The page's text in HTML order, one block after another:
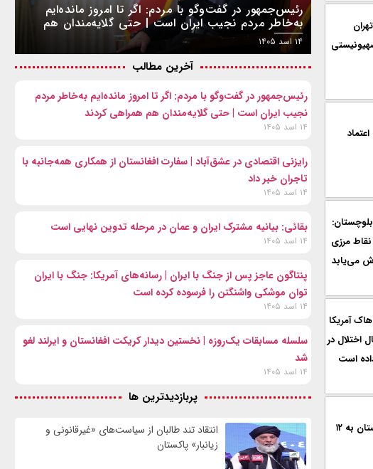
مرزی
می‌یابد
آمریکا
اختلال در
است
قربانیان زمین‌لرزه در افغانستان به ۱۲
رئیس‌جمهور در گفت‌وگو با مردم: اگر تا امروز مانده‌ایم
به‌خاطر مردم نجیب ایران است | حتی گلایه‌مندان هم
همراهی کردند
۱۴ اسد ۱۴۰۵
آخرین مطالب
رئیس‌جمهور در گفت‌وگو با مردم: اگر تا امروز مانده‌ایم به‌خاطر مردم
نجیب ایران است | حتی گلایه‌مندان هم همراهی کردند
۱۴ اسد ۱۴۰۵
رایزنی اقتصادی در عشق‌آباد | سفارت افغانستان از همکاری همه‌جانبه با
تاجران خبر داد
۱۴ اسد ۱۴۰۵
بقائی: بیانیه مشترک ایران و عمان در مرحله تدوین نهایی است
۱۴ اسد ۱۴۰۵
پنتاگون عاجز پس از جنگ با ایران | رسانه‌های آمریکا: جنگ با ایران
توان موشکی واشنگتن را فرسوده کرده است
۱۴ اسد ۱۴۰۵
سلسله مسابقات یک‌روزه | نخستین دیدار کریکت افغانستان و ایرلند لغو
شد
۱۴ اسد ۱۴۰۵
پربازدیدترین ها
انتقاد تند طالبان از سیاست‌های «غیرقانونی و
زیانبار» پاکستان